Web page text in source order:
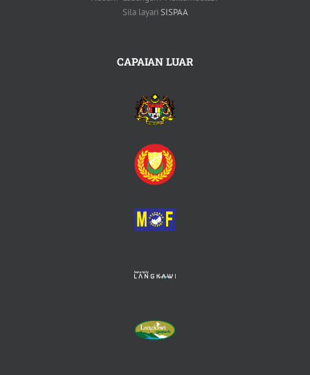
Sila layari SISPAA
CAPAIAN LUAR